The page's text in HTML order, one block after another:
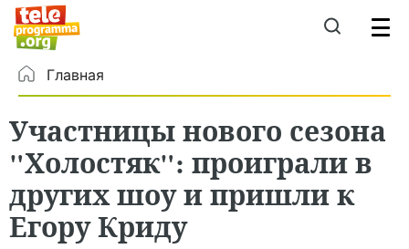
Главная
Участницы нового сезона
"Холостяк": проиграли в
других шоу и пришли к
Егору Криду